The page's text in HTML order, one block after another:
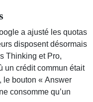
a ajusté les quotas
disposent désormais
Thinking et Pro,
un crédit commun était
le bouton « Answer
consomme qu’un